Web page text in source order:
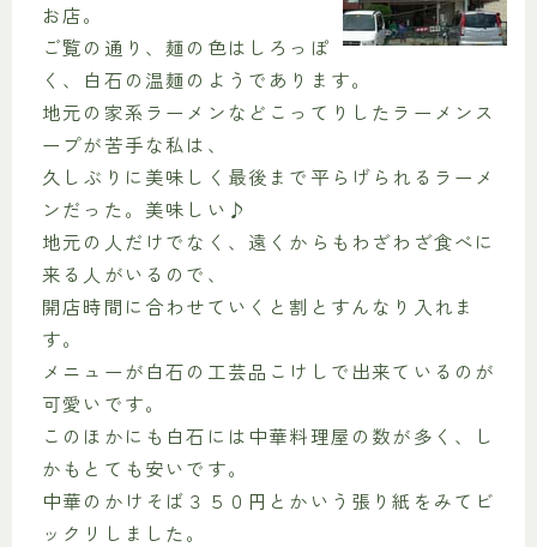
お店。
ご覧の通り、麺の色はしろっぽ
く、白石の温麺のようであります。
地元の家系ラーメンなどこってりしたラーメンス
ープが苦手な私は、
久しぶりに美味しく最後まで平らげられるラーメ
ンだった。美味しい♪
地元の人だけでなく、遠くからもわざわざ食べに
来る人がいるので、
開店時間に合わせていくと割とすんなり入れま
す。
メニューが白石の工芸品こけしで出来ているのが
可愛いです。
このほかにも白石には中華料理屋の数が多く、し
かもとても安いです。
中華のかけそば３５０円とかいう張り紙をみてビ
ックリしました。